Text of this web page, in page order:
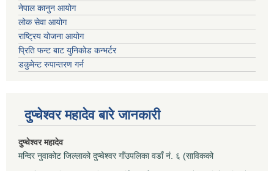
नेपाल कानुन आयोग
लोक सेवा आयोग
राष्ट्रिय योजना आयोग
प्रिति फन्ट बाट युनिकोड कन्भर्टर
डकुमेन्ट रुपान्तरण गर्न
दुप्चेश्वर महादेव बारे जानकारी
दुप्चेश्वर महादेव
मन्दिर नुवाकोट जिल्लाको दुप्चेश्वर गाँउपलिका वडाँ नं. ६ (साविकको